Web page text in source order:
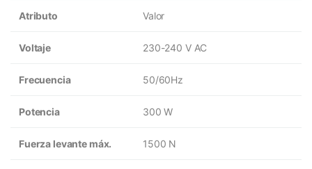
Atributo Valor
Voltaje 230-240 V AC
Frecuencia 50/60Hz
Potencia 300 W
Fuerza levante máx. 1500 N